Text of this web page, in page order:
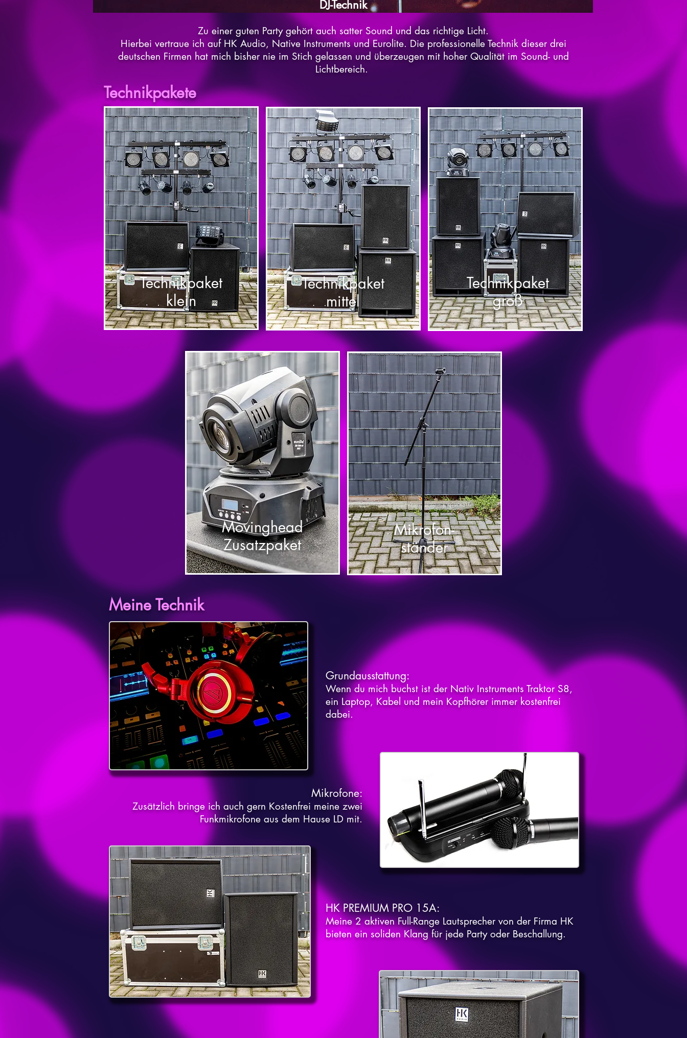
DJ-Technik
Zu einer guten Party gehört auch satter Sound und das richtige Licht.
Hierbei vertraue ich auf HK Audio, Native Instruments und Eurolite. Die professionelle Technik dieser drei
deutschen Firmen hat mich bisher nie im Stich gelassen und überzeugen mit hoher Qualität im Sound- und
Lichtbereich.
Technikpakete
Technikpaket
klein
Technikpaket
mittel
Technikpaket
groß
Movinghead
Zusatzpaket
Mikrofon-
ständer
Meine Technik
Grundausstattung:
Wenn du mich buchst ist der Nativ Instruments Traktor S8,
ein Laptop, Kabel und mein Kopfhörer immer kostenfrei
dabei.
Mikrofone:
Zusätzlich bringe ich auch gern Kostenfrei meine zwei
Funkmikrofone aus dem Hause LD mit.
HK PREMIUM PRO 15A:
Meine 2 aktiven Full-Range Lautsprecher von der Firma HK
bieten ein soliden Klang für jede Party oder Beschallung.